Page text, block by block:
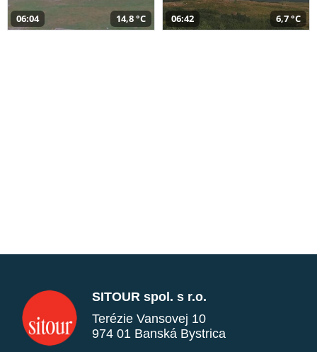
06:04 14,8 °C 06:42 6,7 °C
SITOUR spol. s r.o.
Terézie Vansovej 10
974 01 Banská Bystrica